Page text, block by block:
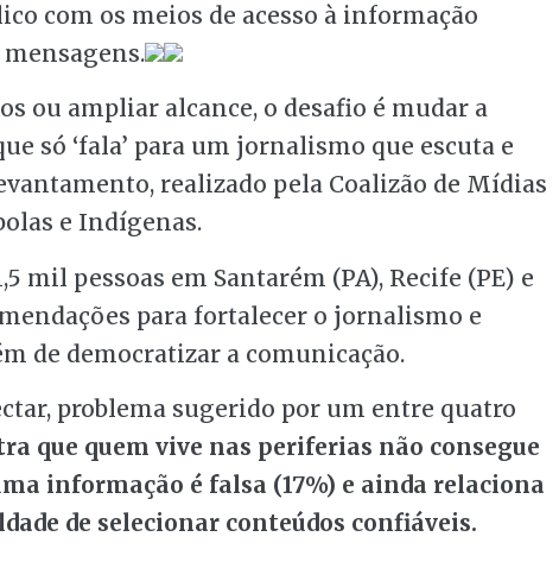
com os meios de acesso à informação
ou ampliar alcance, o desafio é mudar a
só ‘fala’ para um jornalismo que escuta e
realizado pela Coalizão de Mídias
e Indígenas.
mil pessoas em Santarém (PA), Recife (PE) e
para fortalecer o jornalismo e
de democratizar a comunicação.
problema sugerido por um entre quatro
que quem vive nas periferias não consegue
informação é falsa (17%) e ainda relaciona
de selecionar conteúdos confiáveis.